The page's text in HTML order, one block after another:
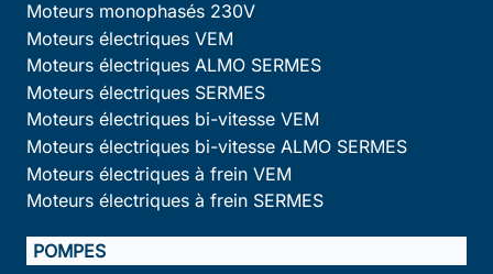
Moteurs monophasés 230V
Moteurs électriques VEM
Moteurs électriques ALMO SERMES
Moteurs électriques SERMES
Moteurs électriques bi-vitesse VEM
Moteurs électriques bi-vitesse ALMO SERMES
Moteurs électriques à frein VEM
Moteurs électriques à frein SERMES
POMPES